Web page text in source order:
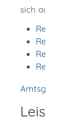
sich auch
Amtsgericht